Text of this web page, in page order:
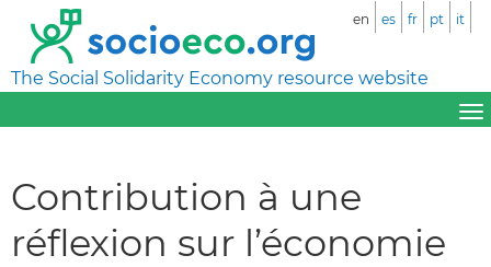
The Social Solidarity Economy resource website
en es fr pt it
Contribution à une
réflexion sur l’économie